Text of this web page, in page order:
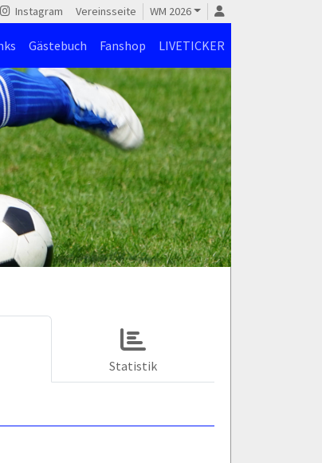
Instagram Vereinsseite WM 2026
Gästebuch Fanshop LIVETICKER
Statistik